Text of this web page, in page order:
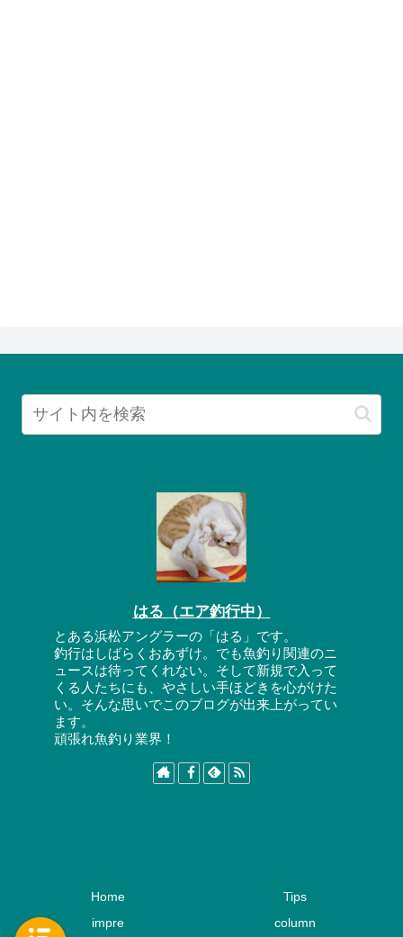
はる（エア釣行中）
とある浜松アングラーの「はる」です。
釣行はしばらくおあずけ。でも魚釣り関連のニ
ュースは待ってくれない。そして新規で入って
くる人たちにも、やさしい手ほどきを心がけた
い。そんな思いでこのブログが出来上がってい
ます。
頑張れ魚釣り業界！
Home
Tips
impre
column